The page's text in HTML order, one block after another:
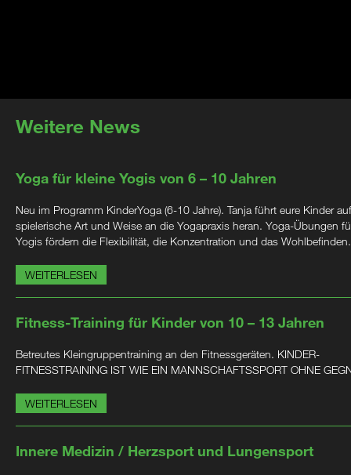
Weitere News
Yoga für kleine Yogis von 6 – 10 Jahren
Neu im Programm KinderYoga (6-10 Jahre). Tanja führt eure Kinder auf
spielerische Art und Weise an die Yogapraxis heran. Yoga-Übungen
Yogis fördern die Flexibilität, die Konzentration und das Wohlbefinden.
WEITERLESEN
Fitness-Training für Kinder von 10 – 13 Jahren
Betreutes Kleingruppentraining an den Fitnessgeräten. KINDER-
FITNESSTRAINING IST WIE EIN MANNSCHAFTSSPORT OHNE
WEITERLESEN
Innere Medizin / Herzsport und Lungensport